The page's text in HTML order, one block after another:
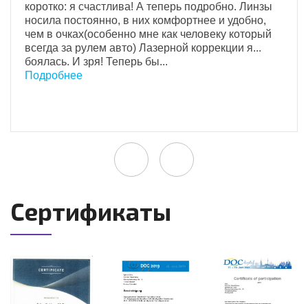
коротко: я счастлива! А теперь подробно. Линзы
носила постоянно, в них комфортнее и удобно,
чем в очках(особенно мне как человеку который
всегда за рулем авто) Лазерной коррекции я...
боялась. И зря! Теперь бы...
Подробнее
Сертификаты